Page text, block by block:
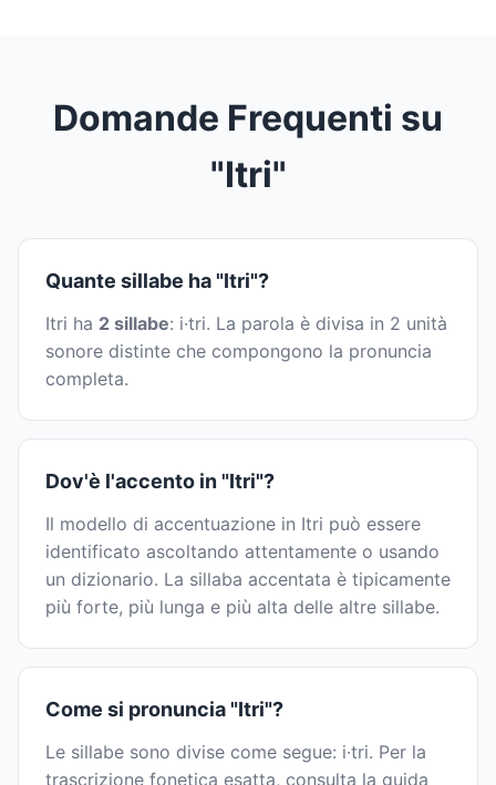
Domande Frequenti su
"Itri"
Quante sillabe ha "Itri"?
Itri ha 2 sillabe: i·tri. La parola è divisa in 2 unità
sonore distinte che compongono la pronuncia
completa.
Dov'è l'accento in "Itri"?
Il modello di accentuazione in Itri può essere
identificato ascoltando attentamente o usando
un dizionario. La sillaba accentata è tipicamente
più forte, più lunga e più alta delle altre sillabe.
Come si pronuncia "Itri"?
Le sillabe sono divise come segue: i·tri. Per la
trascrizione fonetica esatta, consulta la guida